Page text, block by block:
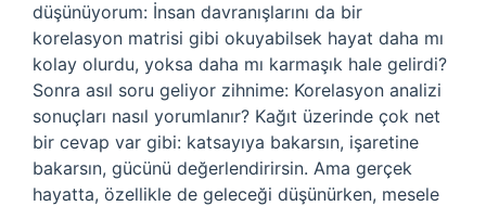
düşünüyorum: İnsan davranışlarını da bir
korelasyon matrisi gibi okuyabilsek hayat daha mı
kolay olurdu, yoksa daha mı karmaşık hale gelirdi?
Sonra asıl soru geliyor zihnime: Korelasyon analizi
sonuçları nasıl yorumlanır? Kağıt üzerinde çok net
bir cevap var gibi: katsayıya bakarsın, işaretine
bakarsın, gücünü değerlendirirsin. Ama gerçek
hayatta, özellikle de geleceği düşünürken, mesele